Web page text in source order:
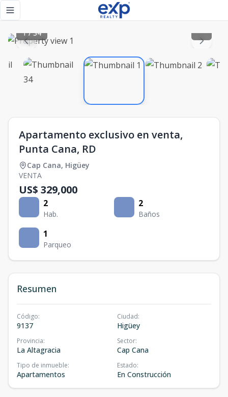
Toggle navigation menu
1/34
Apartamento exclusivo en venta,
Punta Cana, RD
Cap Cana, Higüey
VENTA
US$ 329,000
2
Hab.
2
Baños
1
Parqueo
Resumen
Código:
9137
Ciudad:
Higüey
Provincia:
La Altagracia
Sector:
Cap Cana
Tipo de inmueble:
Apartamentos
Estado:
En Construcción
Apartamento exclusivo en venta, Punta Cana, RD - eXp